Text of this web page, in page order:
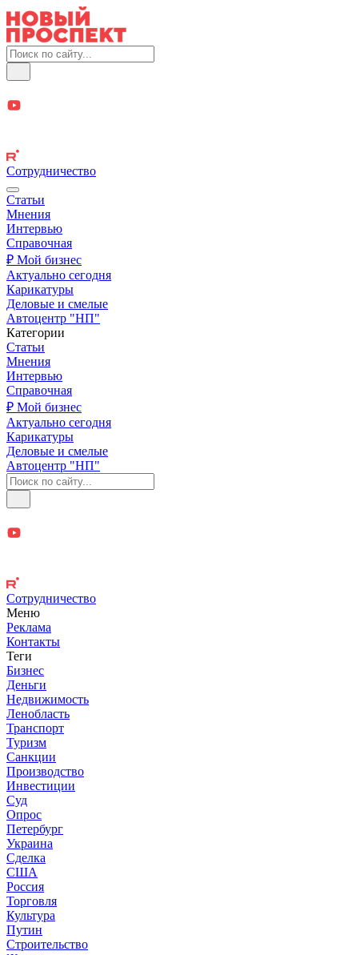
Сотрудничество
Статьи
Мнения
Интервью
Справочная
₽ Мой бизнес
Актуально сегодня
Карикатуры
Деловые и смелые
Автоцентр "НП"
Категории
Статьи
Мнения
Интервью
Справочная
₽ Мой бизнес
Актуально сегодня
Карикатуры
Деловые и смелые
Автоцентр "НП"
Сотрудничество
Меню
Реклама
Контакты
Теги
Бизнес
Деньги
Недвижимость
Ленобласть
Транспорт
Туризм
Санкции
Производство
Инвестиции
Суд
Опрос
Петербург
Украина
Сделка
США
Россия
Торговля
Культура
Путин
Строительство